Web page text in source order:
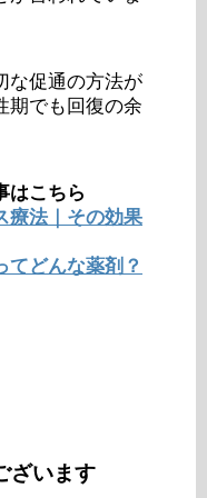
な促通の方法が
期でも回復の余
はこちら
療法｜その効果
てどんな薬剤？
ざいます